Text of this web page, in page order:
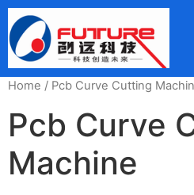
Home / Pcb Curve Cutting
Pcb Curve
Machine